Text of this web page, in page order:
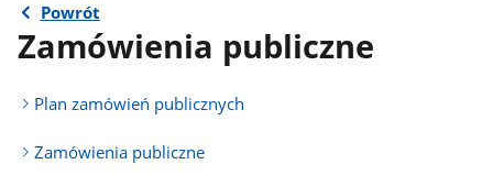
Powrót
Zamówienia publiczne
Plan zamówień publicznych
Zamówienia publiczne